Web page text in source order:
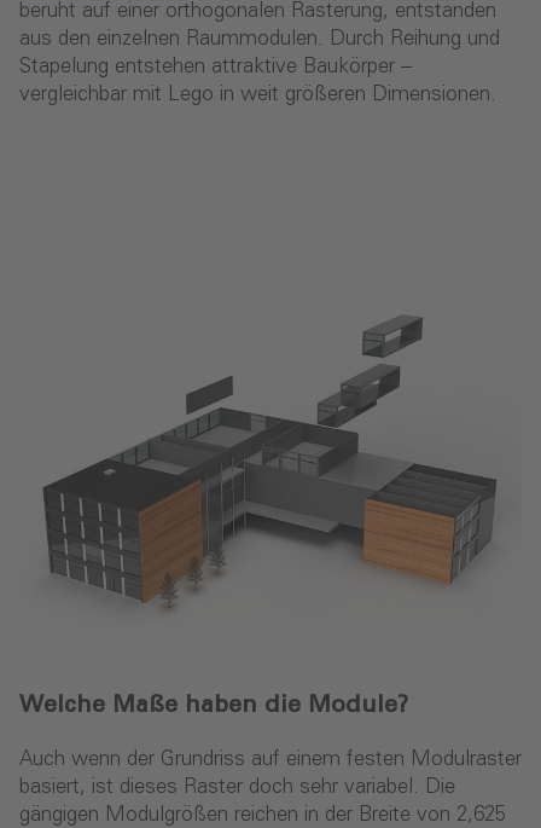
beruht auf einer orthogonalen Rasterung, entstanden
aus den einzelnen Raummodulen. Durch Reihung und
Stapelung entstehen attraktive Baukörper –
vergleichbar mit Lego in weit größeren Dimensionen.
Welche Maße haben die Module?
Auch wenn der Grundriss auf einem festen Modulraster
basiert, ist dieses Raster doch sehr variabel. Die
gängigen Modulgrößen reichen in der Breite von 2,625